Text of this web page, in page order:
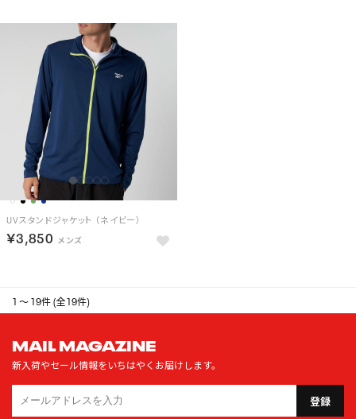
UVスタンドジャケット （ネイビー）
￥3,850
1 ～ 19件 (全19件)
MAIL MAGAZINE
新入荷やセール情報をいちはやくお届けします。
登録